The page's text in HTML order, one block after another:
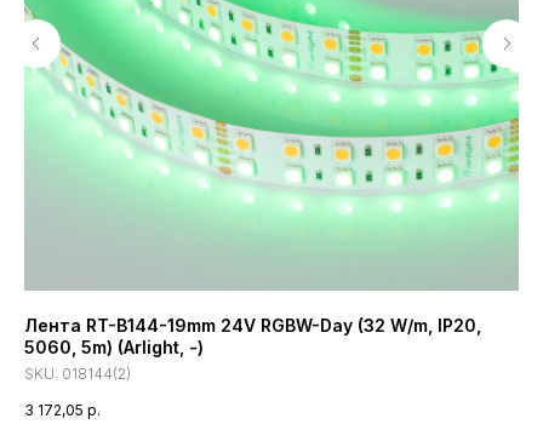
Лента RT-B144-19mm 24V RGBW-Day (32 W/m, IP20,
5060, 5m) (Arlight, -)
SKU: 018144(2)
3 172,05 р.